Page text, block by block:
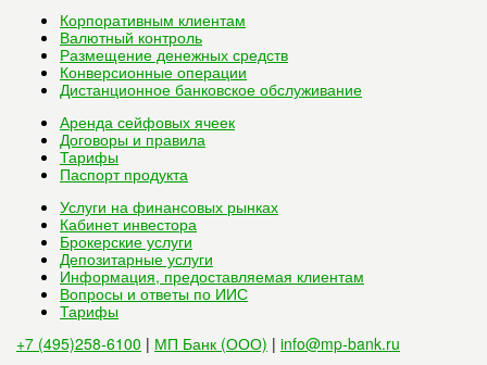
Корпоративным клиентам
Валютный контроль
Размещение денежных средств
Конверсионные операции
Дистанционное банковское обслуживание
Аренда сейфовых ячеек
Договоры и правила
Тарифы
Паспорт продукта
Услуги на финансовых рынках
Кабинет инвестора
Брокерские услуги
Депозитарные услуги
Информация, предоставляемая клиентам
Вопросы и ответы по ИИС
Тарифы
+7 (495)258-6100 | МП Банк (ООО) | info@mp-bank.ru